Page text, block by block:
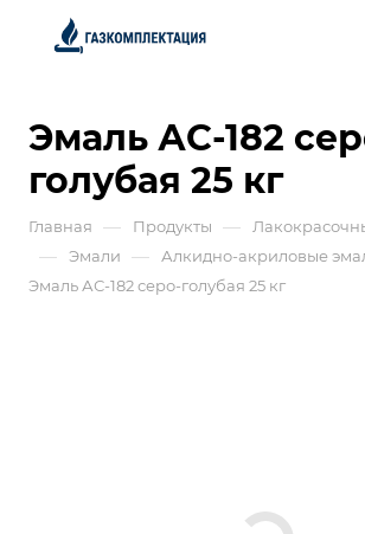
Эмаль АС-182
голубая 25 кг
Главная — Продукты —
— Эмали — Алкидно-акриловые
Эмаль АС-182 серо-голубая 25 кг